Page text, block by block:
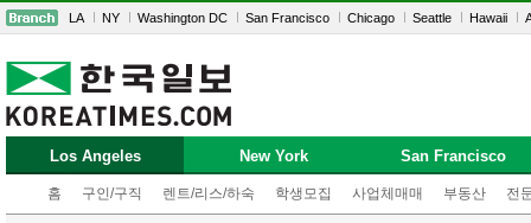
LA NY Washington DC San Francisco Chicago Seattle Hawaii
Los Angeles
홈 구인/구직 렌트/리스/하숙 학생모집 사업체매매 부동산 전
New York San Francisco